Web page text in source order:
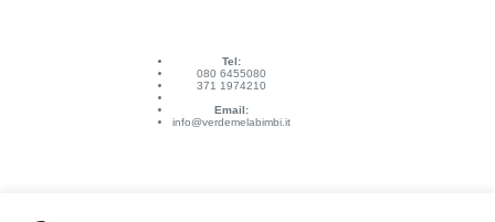
Tel:
080 6455080
371 1974210
Email:
info@verdemelabimbi.it